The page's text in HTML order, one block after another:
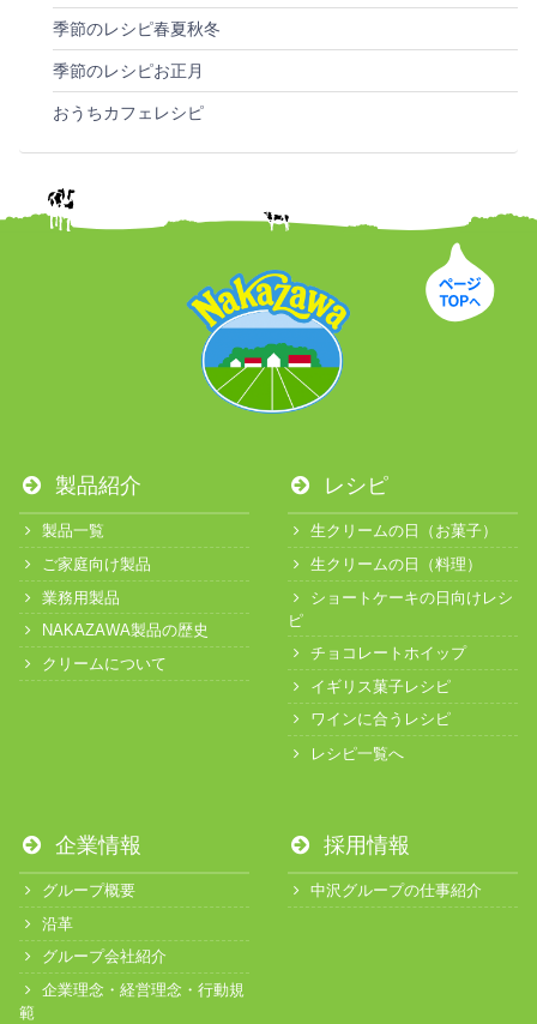
季節のレシピ春夏秋冬
季節のレシピお正月
おうちカフェレシピ
製品紹介
製品一覧
ご家庭向け製品
業務用製品
NAKAZAWA製品の歴史
クリームについて
レシピ
生クリームの日（お菓子）
生クリームの日（料理）
ショートケーキの日向けレシ
ピ
チョコレートホイップ
イギリス菓子レシピ
ワインに合うレシピ
レシピ一覧へ
企業情報
グループ概要
沿革
グループ会社紹介
企業理念・経営理念・行動規
範
採用情報
中沢グループの仕事紹介